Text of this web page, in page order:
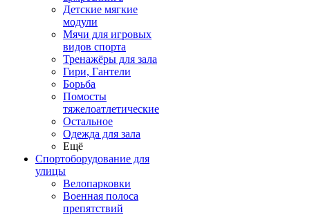
Детские мягкие
модули
Мячи для игровых
видов спорта
Тренажёры для зала
Гири, Гантели
Борьба
Помосты
тяжелоатлетические
Остальное
Одежда для зала
Ещё
Спортоборудование для
улицы
Велопарковки
Военная полоса
препятствий